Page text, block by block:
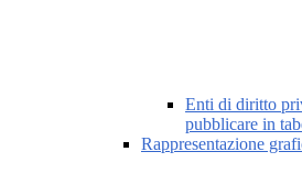
Enti di diritto
pubblicare in
Rappresentazione